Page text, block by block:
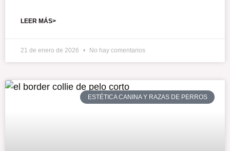
LEER MÁS>
21 de enero de 2026 No hay comentarios
ESTÉTICA CANINA Y RAZAS DE PERROS